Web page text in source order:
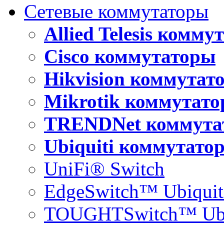
Сетевые коммутаторы
Allied Telesis
Cisco коммутаторы
Hikvision
Mikrotik
TRENDNet
Ubiquiti
UniFi® Switch
EdgeSwitch™
TOUGHTSwitch™